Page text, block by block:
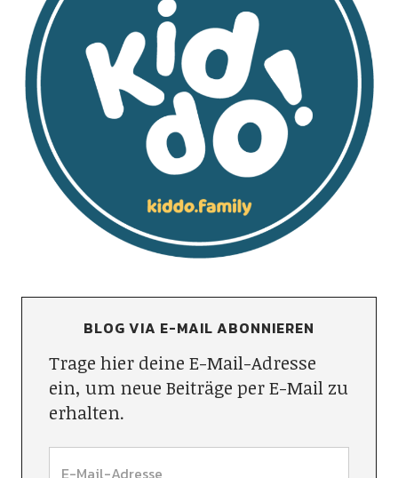
BLOG VIA E-MAIL ABONNIEREN
Trage hier deine E-Mail-Adresse
ein, um neue Beiträge per E-Mail zu
erhalten.